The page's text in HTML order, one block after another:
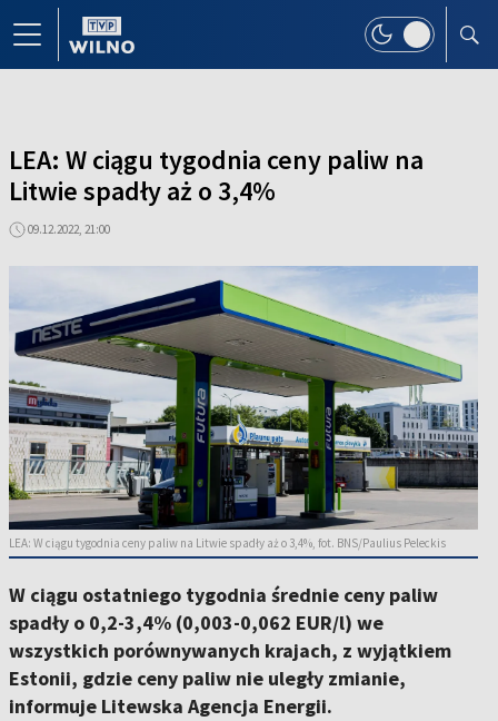
LEA: W ciągu tygodnia ceny paliw na
Litwie spadły aż o 3,4%
09.12.2022, 21:00
LEA: W ciągu tygodnia ceny paliw na Litwie spadły aż o 3,4%, fot. BNS/Paulius Peleckis
W ciągu ostatniego tygodnia średnie ceny paliw
spadły o 0,2-3,4% (0,003-0,062 EUR/l) we
wszystkich porównywanych krajach, z wyjątkiem
Estonii, gdzie ceny paliw nie uległy zmianie,
informuje Litewska Agencja Energii.